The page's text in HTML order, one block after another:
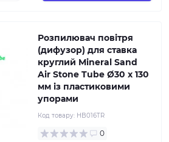
Розпилювач повітря
(дифузор) для ставка
круглий Mineral Sand
Air Stone Tube Ø30 х 130
мм із пластиковими
упорами
Код товару: HB016TR
0